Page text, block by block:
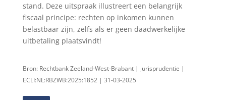
stand. Deze uitspraak illustreert een belangrijk
fiscaal principe: rechten op inkomen kunnen
belastbaar zijn, zelfs als er geen daadwerkelijke
uitbetaling plaatsvindt!
Bron: Rechtbank Zeeland-West-Brabant | jurisprudentie |
ECLI:NL:RBZWB:2025:1852 | 31-03-2025